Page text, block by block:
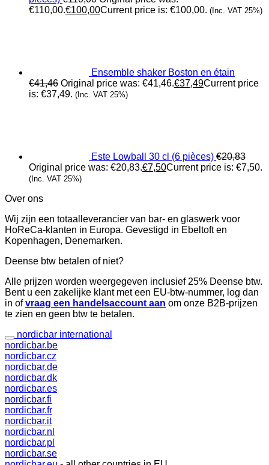
€110,00.€100,00Current price is: €100,00. (Inc. VAT 25%)
Ensemble shaker Boston en étain
€41,46 Original price was: €41,46.€37,49Current price
is: €37,49. (Inc. VAT 25%)
Este Lowball 30 cl (6 pièces) €20,83
Original price was: €20,83.€7,50Current price is: €7,50.
(Inc. VAT 25%)
Over ons
Wij zijn een totaalleverancier van bar- en glaswerk voor
HoReCa-klanten in Europa. Gevestigd in Ebeltoft en
Kopenhagen, Denemarken.
Deense btw betalen of niet?
Alle prijzen worden weergegeven inclusief 25% Deense btw.
Bent u een zakelijke klant met een EU-btw-nummer, log dan
in ofvraag een handelsaccount aan om onze B2B-prijzen
te zien en geen btw te betalen.
nordicbar international
nordicbar.be
nordicbar.cz
nordicbar.de
nordicbar.dk
nordicbar.es
nordicbar.fi
nordicbar.fr
nordicbar.it
nordicbar.nl
nordicbar.pl
nordicbar.se